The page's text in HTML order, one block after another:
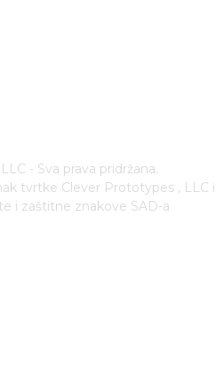
- Sva prava pridržana.
tvrtke Clever Prototypes , LLC i
i zaštitne znakove SAD-a